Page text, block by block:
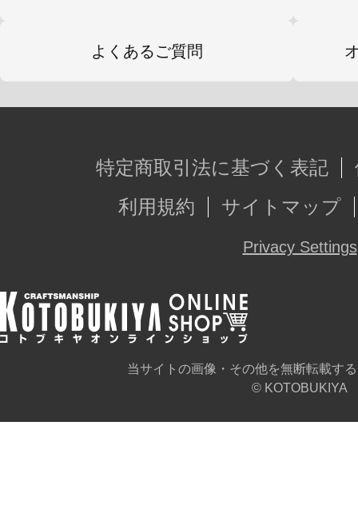
よくあるご質問
特定商取引法に基づく表記
利用規約
サイトマップ
Privacy Settings
当サイトの画像・その他を無断転載す
© KOTOBUKIYA